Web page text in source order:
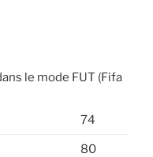
le mode FUT (Fifa
74
80